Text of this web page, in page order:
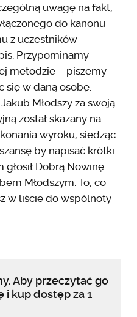
uwagę na fakt,
do kanonu
z uczestników
Przypominamy
metodzie – piszemy
się w daną osobę.
Młodszy za swoją
został skazany na
wyroku, siedząc
by napisać krótki
Dobrą Nowinę.
Młodszym. To, co
w liście do wspólnoty
Aby przeczytać go
i kup dostęp za 1